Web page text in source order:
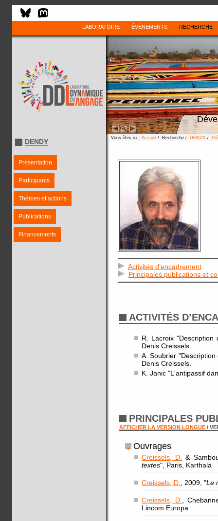
LABORATOIRE ÉVÈNEMENTS RECHERCHE
DENDY
Présentation
Participants
Thèmes et actions
Publications
Financements
Vous êtes ici : Accueil / Recherche / DENDY /
Activités d’encadrement
Principales publications et
ACTIVITÉS
R. Lacroix
Denis Creissels.
A. Soubrier
Denis Creissels.
K. Janic "L'antipassif
PRINCIPALES
AFFICHER LA VERSION LONGUE /
Ouvrages
Creissels, D.
&
textes", Paris, Karthala
Creissels, D. , 2009, "Le
Creissels, D.
,
Lincom Europa